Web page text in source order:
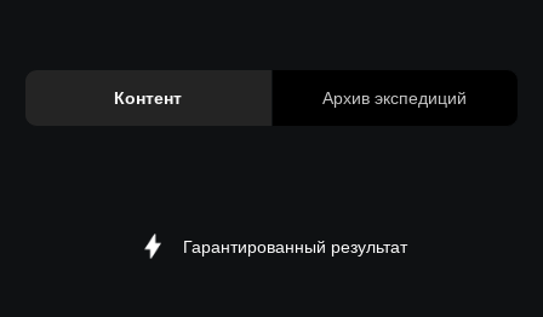
Контент Архив экспедиций